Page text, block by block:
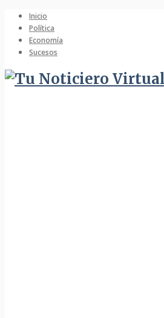
Inicio
Política
Economía
Sucesos